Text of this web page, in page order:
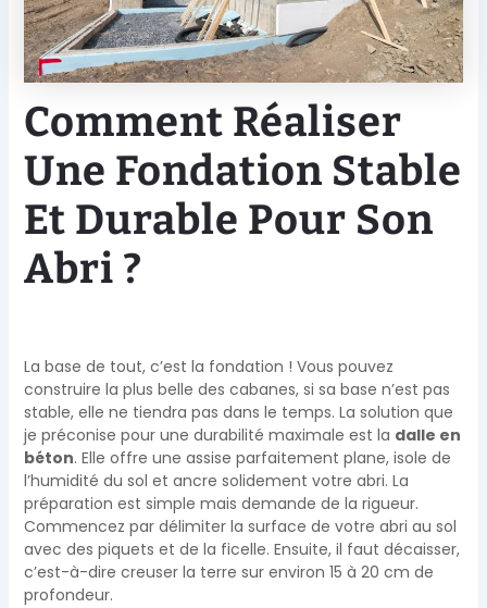
Comment Réaliser
Une Fondation Stable
Et Durable Pour Son
Abri ?
La base de tout, c’est la fondation ! Vous pouvez
construire la plus belle des cabanes, si sa base n’est pas
stable, elle ne tiendra pas dans le temps. La solution que
je préconise pour une durabilité maximale est la dalle en
béton. Elle offre une assise parfaitement plane, isole de
l’humidité du sol et ancre solidement votre abri. La
préparation est simple mais demande de la rigueur.
Commencez par délimiter la surface de votre abri au sol
avec des piquets et de la ficelle. Ensuite, il faut décaisser,
c’est-à-dire creuser la terre sur environ 15 à 20 cm de
profondeur.